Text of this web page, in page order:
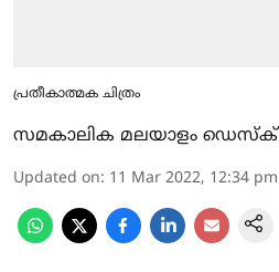
പ്രതീകാത്മക ചിത്രം
സമകാലിക മലയാളം ഡെസ്ക്
Updated on: 11 Mar 2022, 12:34 pm